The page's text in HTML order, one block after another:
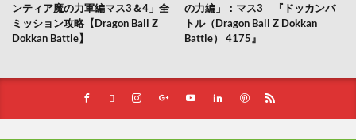
ンティア魔の力軍編マス3＆4」全
ミッション攻略【Dragon Ball Z
Dokkan Battle】
の力編」：マス3 『ドッカンバ
トル（Dragon Ball Z Dokkan
Battle） 4175』